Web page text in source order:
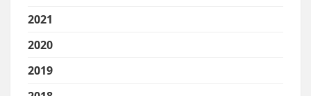
2021
2020
2019